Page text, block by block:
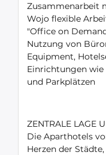
Zusammenarbeit
Wojo flexible
"Office on
Nutzung von
Equipment,
Einrichtungen
und Parkplätzen
ZENTRALE LAGE
Die Aparthotels
Herzen der